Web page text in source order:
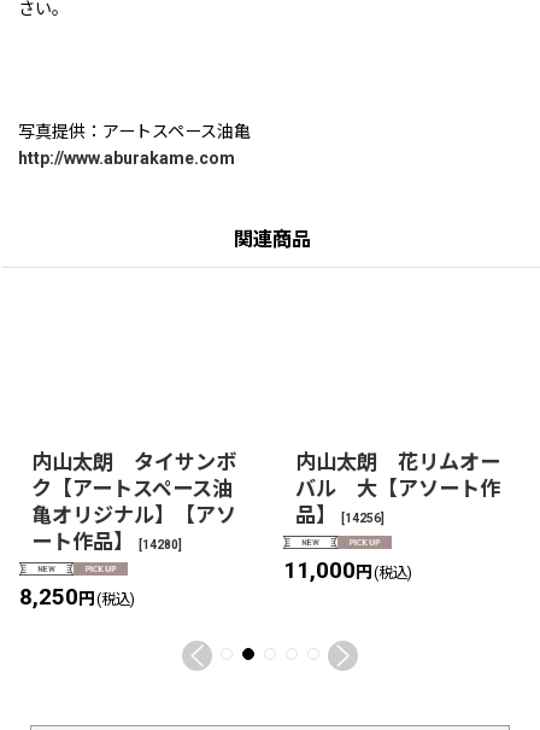
さい。
写真提供：アートスペース油亀
http://www.aburakame.com
関連商品
内山太朗 タイサンボ
ク【アートスペース油
亀オリジナル】【アソ
ート作品】
[14280]
8,250円 (税込)
内山太朗 花リムオー
バル 大【アソート作
品】
[14256]
11,000円 (税込)